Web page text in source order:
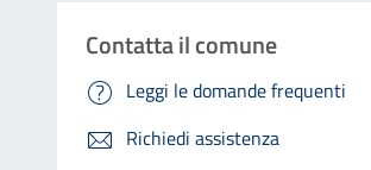
Contatta il comune
Leggi le domande frequenti
Richiedi assistenza